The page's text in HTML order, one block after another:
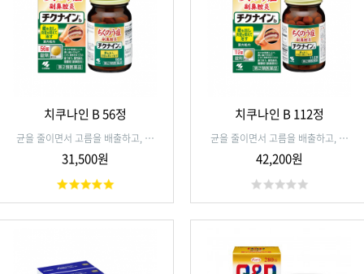
치쿠나인 B 56정
균을 줄이면서 고름을 배출하고, 코
막힘을 편안하게 하며, 축농증.부비
동염을 개선해 나가는 내복약 입니
다.
31,500원
치쿠나인 B 112정
균을 줄이면서 고름을 배출하고, 코
막힘을 편안하게 하며, 축농증.부비
동염을 개선해 나가는 내복약 입니
다.
42,200원